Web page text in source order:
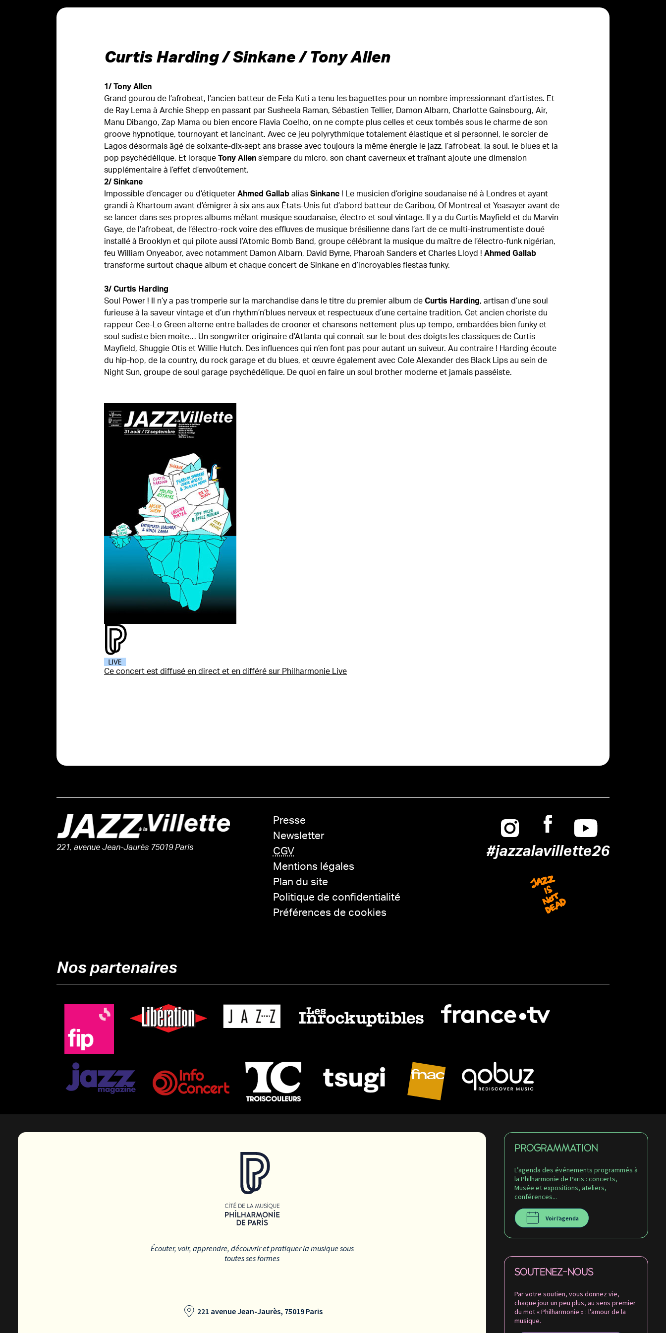
Curtis Harding / Sinkane / Tony Allen
1/ Tony Allen
Grand gourou de l’afrobeat, l’ancien batteur de Fela Kuti a tenu les baguettes pour un nombre impressionnant d’artistes. Et
de Ray Lema à Archie Shepp en passant par Susheela Raman, Sébastien Tellier, Damon Albarn, Charlotte Gainsbourg, Air,
Manu Dibango, Zap Mama ou bien encore Flavia Coelho, on ne compte plus celles et ceux tombés sous le charme de son
groove hypnotique, tournoyant et lancinant. Avec ce jeu polyrythmique totalement élastique et si personnel, le sorcier de
Lagos désormais âgé de soixante-dix-sept ans brasse avec toujours la même énergie le jazz, l’afrobeat, la soul, le blues et la
pop psychédélique. Et lorsqueTony Allens’empare du micro, son chant caverneux et traînant ajoute une dimension
supplémentaire à l’effet d’envoûtement.
2/ Sinkane
Impossible d’encager ou d’étiqueterAhmed GallabaliasSinkane! Le musicien d’origine soudanaise né à Londres et ayant
grandi à Khartoum avant d’émigrer à six ans aux États-Unis fut d’abord batteur de Caribou, Of Montreal et Yeasayer avant de
se lancer dans ses propres albums mêlant musique soudanaise, électro et soul vintage. Il y a du Curtis Mayfield et du Marvin
Gaye, de l’afrobeat, de l’électro-rock voire des effluves de musique brésilienne dans l’art de ce multi-instrumentiste doué
installé à Brooklyn et qui pilote aussi l’Atomic Bomb Band, groupe célébrant la musique du maître de l’électro-funk nigérian,
feu William Onyeabor, avec notamment Damon Albarn, David Byrne, Pharoah Sanders et Charles Lloyd !Ahmed Gallab
transforme surtout chaque album et chaque concert de Sinkane en d’incroyables fiestas funky.
3/ Curtis Harding
Soul Power ! Il n’y a pas tromperie sur la marchandise dans le titre du premier album deCurtis Harding, artisan d’une soul
furieuse à la saveur vintage et d’un rhythm’n’blues nerveux et respectueux d’une certaine tradition. Cet ancien choriste du
rappeur Cee-Lo Green alterne entre ballades de crooner et chansons nettement plus up tempo, embardées bien funky et
soul sudiste bien moite… Un songwriter originaire d’Atlanta qui connaît sur le bout des doigts les classiques de Curtis
Mayfield, Shuggie Otis et Willie Hutch. Des influences qui n’en font pas pour autant un suiveur. Au contraire ! Harding écoute
du hip-hop, de la country, du rock garage et du blues, et œuvre également avec Cole Alexander des Black Lips au sein de
Night Sun, groupe de soul garage psychédélique. De quoi en faire un soul brother moderne et jamais passéiste.
Ce concert est diffusé en direct et en différé sur Philharmonie Live
221, avenue Jean-Jaurès 75019 Paris
Presse
Newsletter
CGV
Mentions légales
Plan du site
Politique de confidentialité
Préférences de cookies
Instagram
Facebook
#jazzalavillette26
Jazz is not dead
Nos partenaires